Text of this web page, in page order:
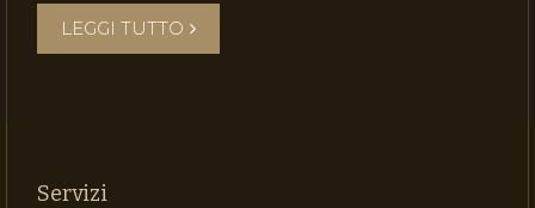
LEGGI TUTTO
Servizi